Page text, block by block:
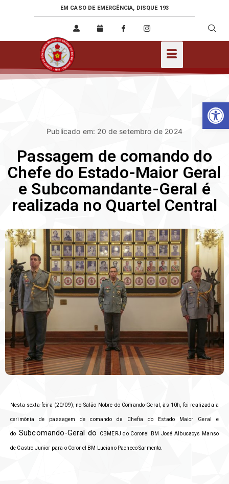
EM CASO DE EMERGÊNCIA, DISQUE 193
Publicado em: 20 de setembro de 2024
Passagem de comando do
Chefe do Estado-Maior Geral
e Subcomandante-Geral é
realizada no Quartel Central
Nesta sexta-feira (20/09), no Salão Nobre do Comando-Geral, às 10h, foi realizada a
cerimônia de passagem de comando da Chefia do Estado Maior Geral e
do Subcomando-Geral do CBMERJ do Coronel BM José Albucacys Manso
de Castro Junior para o Coronel BM Luciano Pacheco Sarmento.